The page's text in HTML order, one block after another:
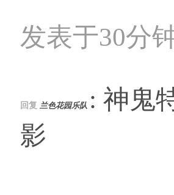
发表于30分
回复 兰色花园乐队 : 神鬼
影